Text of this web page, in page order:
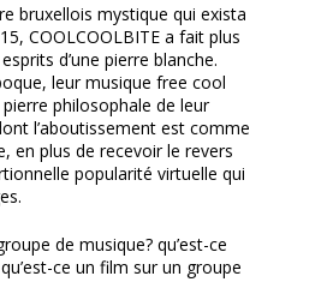
bruxellois mystique qui exista
COOLCOOLBITE a fait plus
d’une pierre blanche.
leur musique free cool
philosophale de leur
l’aboutissement est comme
en plus de recevoir le revers
popularité virtuelle qui
de musique? qu’est-ce
ce un film sur un groupe